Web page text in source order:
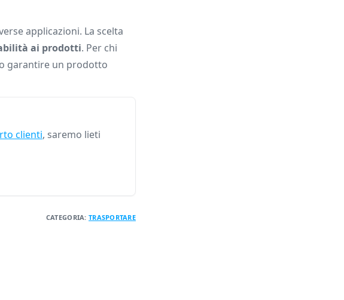
applicazioni. La scelta
ai prodotti. Per chi
garantire un prodotto
clienti, saremo lieti
CATEGORIA: TRASPORTARE